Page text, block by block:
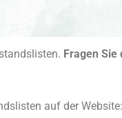
Fragen Sie
auf der